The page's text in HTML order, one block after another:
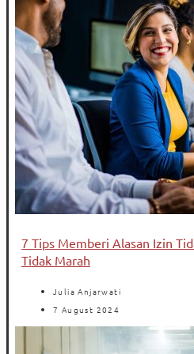
7 Tips Memberi Alasan Izin
Tidak Marah
Julia Anjarwati
7 August 2024